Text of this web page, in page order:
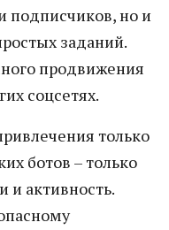
подписчиков, но и
заданий.
продвижения
соцсетях.
только
ботов – только
и активность.